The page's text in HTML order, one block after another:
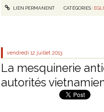
LIEN PERMANENT CATÉGORIES :
vendredi 12 juillet 2013
La mesquinerie
autorités